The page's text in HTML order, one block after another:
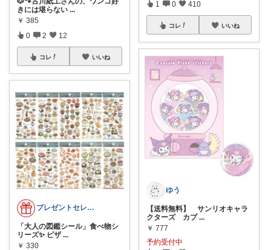
きには堪らない ...
￥ 385
0 2 12
コレ いいね
プレゼントセレクト館024
「大人の図鑑シール」食べ物シ
リーズ✨ ピザ ...
￥ 330
1 0 410
コレ いいね
ゆう
【送料無料】 サンリオキャラ
クターズ カプ ...
￥ 777
予約受付中